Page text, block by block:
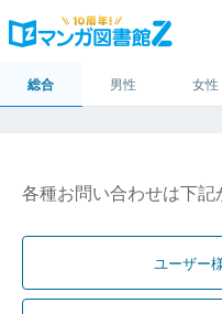
総合 男性 女性
各種お問い合わせは下
ユーザー